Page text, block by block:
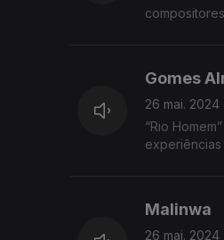
Gomes
26 mai. 2024
“Rio
Malinwa
26 mai. 2024